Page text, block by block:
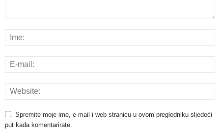
Spremite moje ime, e-mail i web stranicu u ovom pregledniku sljedeći
put kada komentarirate.